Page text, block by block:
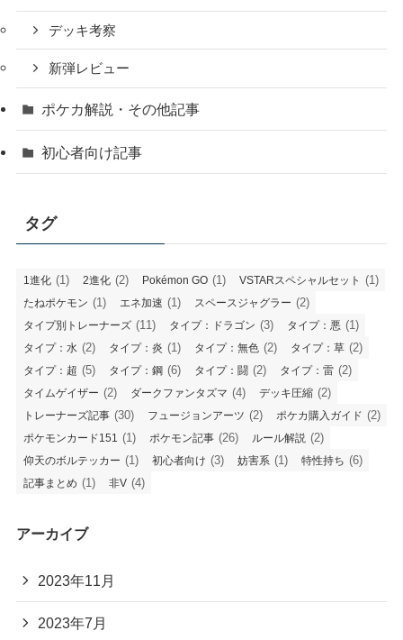
デッキ考察
新弾レビュー
ポケカ解説・その他記事
初心者向け記事
タグ
1進化 (1) 2進化 (2) Pokémon GO (1) VSTARスペシャルセット (1)
たねポケモン (1) エネ加速 (1) スペースジャグラー (2)
タイプ別トレーナーズ (11) タイプ：ドラゴン (3) タイプ：悪 (1)
タイプ：水 (2) タイプ：炎 (1) タイプ：無色 (2) タイプ：草 (2)
タイプ：超 (5) タイプ：鋼 (6) タイプ：闘 (2) タイプ：雷 (2)
タイムゲイザー (2) ダークファンタズマ (4) デッキ圧縮 (2)
トレーナーズ記事 (30) フュージョンアーツ (2) ポケカ購入ガイド (2)
ポケモンカード151 (1) ポケモン記事 (26) ルール解説 (2)
仰天のボルテッカー (1) 初心者向け (3) 妨害系 (1) 特性持ち (6)
記事まとめ (1) 非V (4)
アーカイブ
2023年11月
2023年7月